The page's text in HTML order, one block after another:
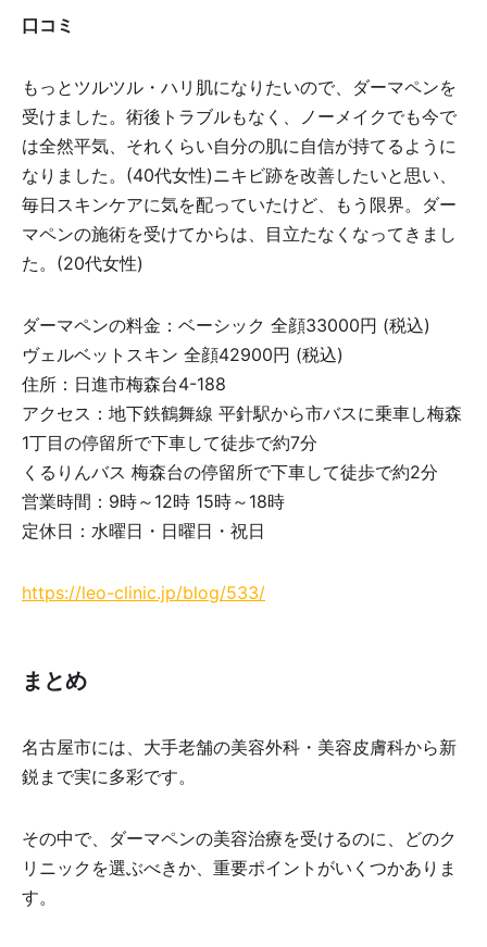
口コミ
もっとツルツル・ハリ肌になりたいので、ダーマペンを
受けました。術後トラブルもなく、ノーメイクでも今で
は全然平気、それくらい自分の肌に自信が持てるように
なりました。(40代女性)ニキビ跡を改善したいと思い、
毎日スキンケアに気を配っていたけど、もう限界。ダー
マペンの施術を受けてからは、目立たなくなってきまし
た。(20代女性)
ダーマペンの料金：ベーシック 全顔33000円 (税込)
ヴェルベットスキン 全顔42900円 (税込)
住所：日進市梅森台4-188
アクセス：地下鉄鶴舞線 平針駅から市バスに乗車し梅森
1丁目の停留所で下車して徒歩で約7分
くるりんバス 梅森台の停留所で下車して徒歩で約2分
営業時間：9時～12時 15時～18時
定休日：水曜日・日曜日・祝日
https://leo-clinic.jp/blog/533/
まとめ
名古屋市には、大手老舗の美容外科・美容皮膚科から新
鋭まで実に多彩です。
その中で、ダーマペンの美容治療を受けるのに、どのク
リニックを選ぶべきか、重要ポイントがいくつかありま
す。